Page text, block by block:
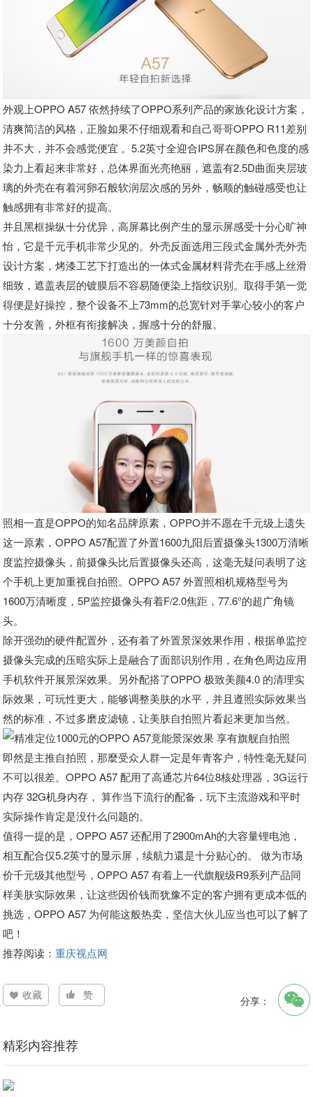
外观上OPPO A57 依然持续了OPPO系列产品的家族化设计方案，
清爽简洁的风格，正脸如果不仔细观看和自己哥哥OPPO R11差别
并不大，并不会感觉便宜 。5.2英寸全迎合IPS屏在颜色和色度的感
染力上看起来非常好，总体界面光亮艳丽，遮盖有2.5D曲面夹层玻
璃的外壳在有着河卵石般软润层次感的另外，畅顺的触碰感受也让
触感拥有非常好的提高。
并且黑框操纵十分优异，高屏幕比例产生的显示屏感受十分心旷神
怡，它是千元手机非常少见的。外壳反面选用三段式金属外壳外壳
设计方案，烤漆工艺下打造出的一体式金属材料背壳在手感上丝滑
细致，遮盖表层的镀膜后不容易随便染上指纹识别。取得手第一觉
得便是好操控，整个设备不上73mm的总宽针对手掌心较小的客户
十分友善，外框有衔接解决，握感十分的舒服。
照相一直是OPPO的知名品牌原素，OPPO并不愿在千元级上遗失
这一原素，OPPO A57配置了外置1600九阳后置摄像头1300万清晰
度监控摄像头，前摄像头比后置摄像头还高，这毫无疑问表明了这
个手机上更加重视自拍照。OPPO A57 外置照相机规格型号为
1600万清晰度，5P监控摄像头有着F/2.0焦距，77.6°的超广角镜
头。
除开强劲的硬件配置外，还有着了外置景深效果作用，根据单监控
摄像头完成的压暗实际上是融合了面部识别作用，在角色周边应用
手机软件开展景深效果。另外配搭了OPPO 极致美颜4.0 的清理实
际效果，可玩性更大，能够调整美肤的水平，并且遵照实际效果当
然的标准，不过多磨皮滤镜，让美肤自拍照片看起来更加当然。
即然是主推自拍照，那麼受众人群一定是年青客户，特性毫无疑问
不可以很差。OPPO A57 配用了高通芯片64位8核处理器，3G运行
内存 32G机身内存， 算作当下流行的配备，玩下主流游戏和平时
实际操作肯定是没什么问题的。
值得一提的是，OPPO A57 还配用了2900mAh的大容量锂电池，
相互配合仅5.2英寸的显示屏，续航力還是十分贴心的。 做为市场
价千元级其他型号，OPPO A57 有着上一代旗舰级R9系列产品同
样美肤实际效果，让这些因价钱而犹豫不定的客户拥有更成本低的
挑选，OPPO A57 为何能这般热卖，坚信大伙儿应当也可以了解了
吧！
推荐阅读：重庆视点网
收藏 赞 分享：
精彩内容推荐